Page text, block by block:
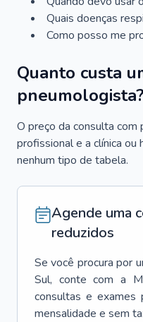
Quais doenças
Como posso me
Quanto custa
pneumologista?
O preço da consulta
profissional e a clínica ou
nenhum tipo de tabela.
Agende uma
reduzidos
Se você procura por
Sul, conte com a
consultas e exames
mensalidade e sem